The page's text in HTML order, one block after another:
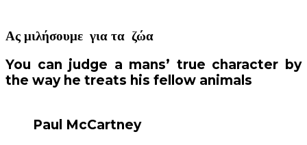
Ας μιλήσουμε για τα ζώα
You can judge a mans’ true character by
the way he treats his fellow animals
Paul McCartney